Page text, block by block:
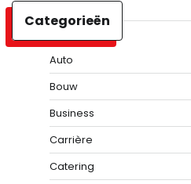
Categorieën
Auto
Bouw
Business
Carrière
Catering